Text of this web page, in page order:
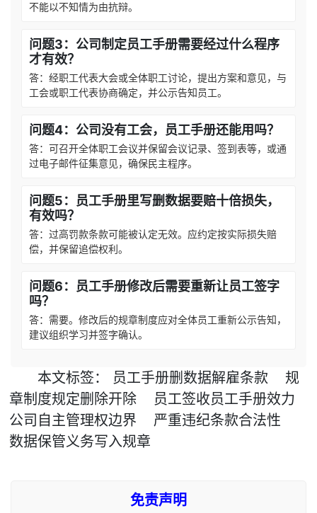
不能以不知情为由抗辩。
问题3：公司制定员工手册需要经过什么程序
才有效？
答：经职工代表大会或全体职工讨论，提出方案和意见，与
工会或职工代表协商确定，并公示告知员工。
问题4：公司没有工会，员工手册还能用吗？
答：可召开全体职工会议并保留会议记录、签到表等，或通
过电子邮件征集意见，确保民主程序。
问题5：员工手册里写删数据要赔十倍损失，
有效吗？
答：过高罚款条款可能被认定无效。应约定按实际损失赔
偿，并保留追偿权利。
问题6：员工手册修改后需要重新让员工签字
吗？
答：需要。修改后的规章制度应对全体员工重新公示告知，
建议组织学习并签字确认。
本文标签： 员工手册删数据解雇条款
规
章制度规定删除开除
员工签收员工手册效力
公司自主管理权边界
严重违纪条款合法性
数据保管义务写入规章
免责声明